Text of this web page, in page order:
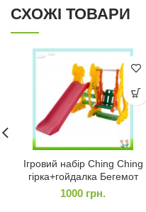
СХОЖІ ТОВАРИ
Ігровий набір Ching Ching
гірка+гойдалка Бегемот
1000 грн.